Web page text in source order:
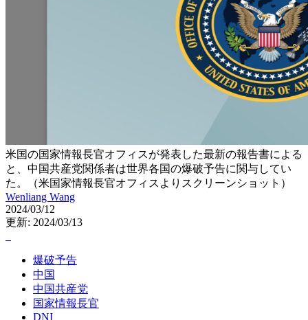
米国の国家情報長官オフィスが発表した最新の報告書による
と、中国共産党関係者は世界各国の爆破予告に関与してい
た。（米国家情報長官オフィスよりスクリーンショット）
Wenliang Wang
2024/03/12
更新: 2024/03/13
爆破予告
中国
中国共産党
国家情報長官
DNI